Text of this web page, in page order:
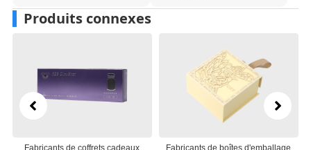
Produits connexes
de coffrets cadeaux
Fabricants de boîtes d'emballage
Fabricants